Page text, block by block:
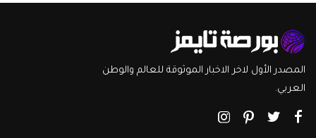
المصدر الأول لاخر الاخبار الموثوقة للعالم والوطن
العربي.